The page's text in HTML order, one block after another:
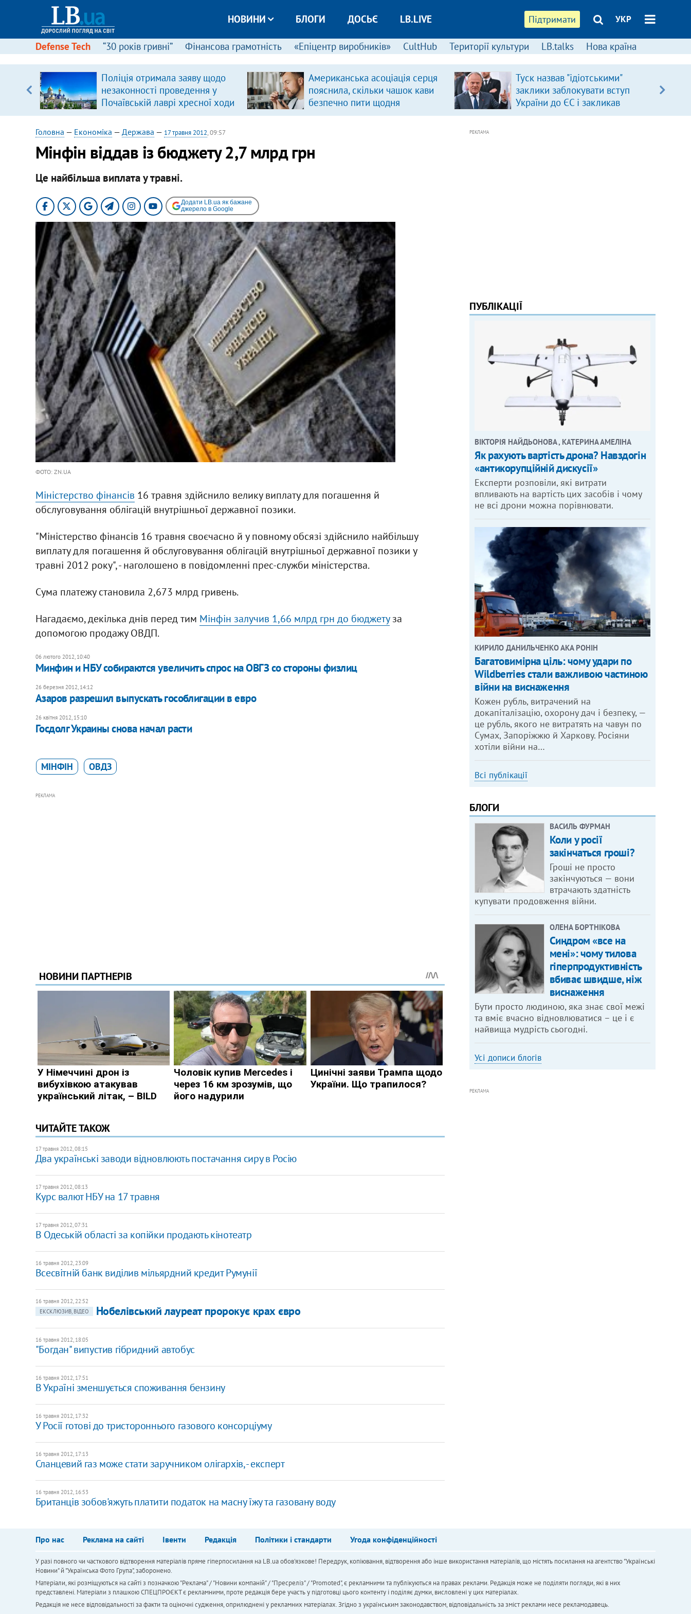
Підтримати УКР
НОВИНИ БЛОГИ ДОСЬЄ LB.LIVE
Defense Tech “30 років гривні” Фінансова грамотність «Епіцентр виробників» CultHub Території культури LB.talks Нова країна
Поліція отримала заяву щодо
незаконності проведення у
Почаївській лаврі хресної ходи
Американська асоціація серця
пояснила, скільки чашок кави
безпечно пити щодня
Туск назвав "ідіотськими"
заклики заблокувати вступ
України до ЄС і закликав
припинити антиукраїнську
Головна — Економіка — Держава — 17 травня 2012, 09:57
Мінфін віддав із бюджету 2,7 млрд грн
Це найбільша виплата у травні.
Додати LB.ua як бажане
джерело в Google
ФОТО: ZN.UA
Міністерство фінансів 16 травня здійснило велику виплату для погашення й
обслуговування облігацій внутрішньої державної позики.
"Міністерство фінансів 16 травня своєчасно й у повному обсязі здійснило найбільшу
виплату для погашення й обслуговування облігацій внутрішньої державної позики у
травні 2012 року", - наголошено в повідомленні прес-служби міністерства.
Сума платежу становила 2,673 млрд гривень.
Нагадаємо, декілька днів перед тим Мінфін залучив 1,66 млрд грн до бюджетуза
допомогою продажу ОВДП.
06 лютого 2012, 10:40
Минфин и НБУ собираются увеличить спрос на ОВГЗ со стороны физлиц
26 березня 2012, 14:12
Азаров разрешил выпускать гособлигации в евро
26 квітня 2012, 15:10
Госдолг Украины снова начал расти
МІНФІН ОВДЗ
РЕКЛАМА
ЧИТАЙТЕ ТАКОЖ
17 травня 2012, 08:15
Два українські заводи відновлюють постачання сиру в Росію
17 травня 2012, 08:13
Курс валют НБУ на 17 травня
17 травня 2012, 07:31
В Одеській області за копійки продають кінотеатр
16 травня 2012, 23:09
Всесвітній банк виділив мільярдний кредит Румунії
16 травня 2012, 22:52
ЕКСКЛЮЗИВ, ВІДЕО
Нобелівський лауреат пророкує крах євро
16 травня 2012, 18:05
"Богдан" випустив гібридний автобус
16 травня 2012, 17:51
В Україні зменшується споживання бензину
16 травня 2012, 17:32
У Росії готові до тристороннього газового консорціуму
16 травня 2012, 17:13
Сланцевий газ може стати заручником олігархів, - експерт
16 травня 2012, 16:53
Британців зобов'яжуть платити податок на масну їжу та газовану воду
РЕКЛАМА
ПУБЛІКАЦІЇ
ВІКТОРІЯ НАЙДЬОНОВА , КАТЕРИНА АМЕЛІНА
Як рахують вартість дрона? Навздогін
«антикорупційній дискусії»
Експерти розповіли, які витрати
впливають на вартість цих засобів і чому
не всі дрони можна порівнювати.
КИРИЛО ДАНИЛЬЧЕНКО АКА РОНІН
Багатовимірна ціль: чому удари по
Wildberries стали важливою частиною
війни на виснаження
Кожен рубль, витрачений на
докапіталізацію, охорону дач і безпеку, —
це рубль, якого не витратять на чавун по
Сумах, Запоріжжю й Харкову. Росіяни
хотіли війни на…
Всі публікації
БЛОГИ
ВАСИЛЬ ФУРМАН
Коли у росії
закінчаться гроші?
Гроші не просто
закінчуються — вони
втрачають здатність
купувати продовження війни.
ОЛЕНА БОРТНІКОВА
Синдром «все на
мені»: чому тилова
гіперпродуктивність
вбиває швидше, ніж
виснаження
Бути просто людиною, яка знає свої межі
та вміє вчасно відновлюватися – це і є
найвища мудрість сьогодні.
Усі дописи блогів
РЕКЛАМА
Про нас Реклама на сайті Івенти Редакція Політики і стандарти Угода конфіденційності
У разі повного чи часткового відтворення матеріалів пряме гіперпосилання на LB.ua обов'язкове! Передрук, копіювання, відтворення або інше використання матеріалів, що містять посилання на агентство "Українськi
Новини" й "Українська Фото Група", заборонено.
Матеріали, які розміщуються на сайті з позначкою "Реклама" / "Новини компаній" / "Пресреліз" / "Promoted", є рекламними та публікуються на правах реклами. Редакція може не поділяти погляди, які в них
представлені. Матеріали з плашкою СПЕЦПРОЄКТ є рекламними, проте редакція бере участь у підготовці цього контенту і поділяє думки, висловлені у цих матеріалах.
Редакція не несе відповідальності за факти та оціночні судження, оприлюднені у рекламних матеріалах. Згідно з українським законодавством, відповідальність за зміст реклами несе рекламодавець.